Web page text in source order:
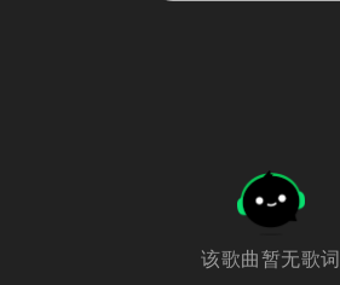
该歌曲暂无歌词